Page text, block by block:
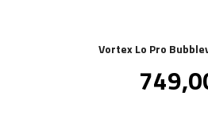
Vortex Lo Pro
Pris